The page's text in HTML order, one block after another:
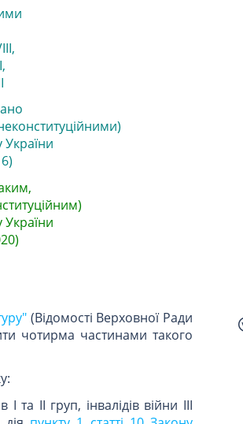
,
України
України
(Відомості Верховної Ради
чотирма частинами такого
та II груп, інвалідів війни III